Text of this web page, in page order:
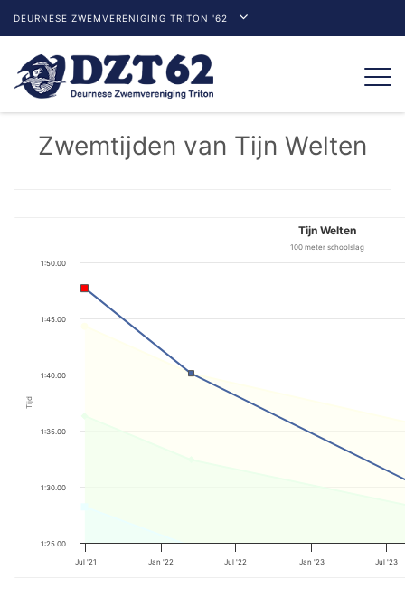
DEURNESE ZWEMVERENIGING TRITON '62
Zwemtijden van Tijn Welten
Tijd
Tijn Welten
100 meter schoolslag
Jul '21 Jan '22 Jul '22 Jan '23 Jul '23
1:25.00
1:30.00
1:35.00
1:40.00
1:45.00
1:50.00